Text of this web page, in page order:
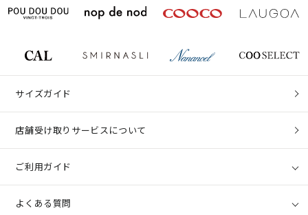
サイズガイド
店舗受け取りサービスについて
ご利用ガイド
よくある質問